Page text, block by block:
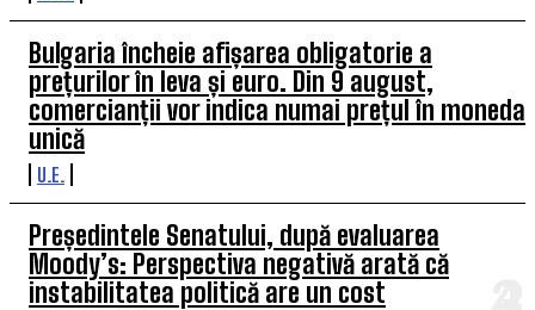
Bulgaria încheie afișarea obligatorie a
prețurilor în leva și euro. Din 9 august,
comercianții vor indica numai prețul în moneda
unică
U.E.
Președintele Senatului, după evaluarea
Moody’s: Perspectiva negativă arată că
instabilitatea politică are un cost